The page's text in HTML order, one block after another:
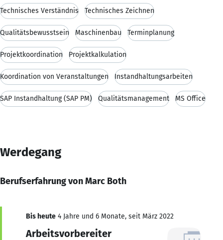
Technisches Verständnis Technisches Zeichnen
Qualitätsbewusstsein Maschinenbau Terminplanung
Projektkoordination Projektkalkulation
Koordination von Veranstaltungen Instandhaltungsarbeiten
SAP Instandhaltung (SAP PM) Qualitätsmanagement MS Office
Werdegang
Berufserfahrung von Marc Both
Bis heute 4 Jahre und 6 Monate, seit März 2022
Arbeitsvorbereiter